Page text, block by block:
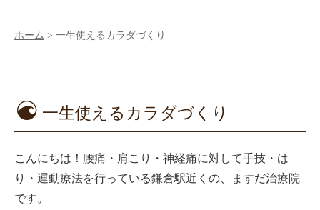
ホーム > 一生使えるカラダづくり
一生使えるカラダづくり
こんにちは！腰痛・肩こり・神経痛に対して手技・は
り・運動療法を行っている鎌倉駅近くの、ますだ治療院
です。